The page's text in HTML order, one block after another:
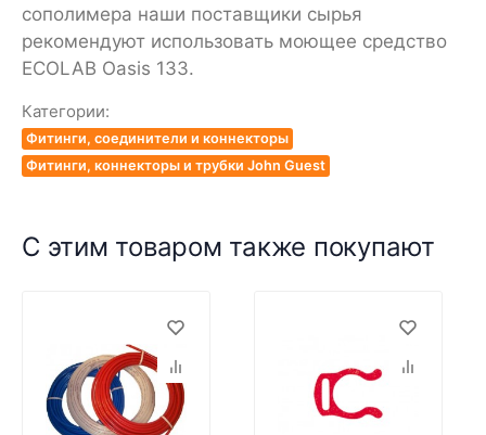
сополимера наши поставщики сырья
рекомендуют использовать моющее средство
ECOLAB Oasis 133.
Категории:
Фитинги, соединители и коннекторы
Фитинги, коннекторы и трубки John Guest
С этим товаром также покупают